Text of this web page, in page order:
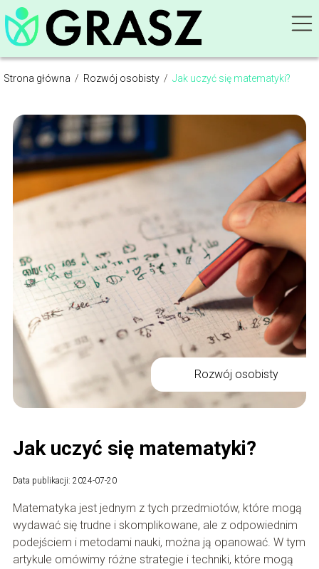
Strona główna / Rozwój osobisty / Jak uczyć się matematyki?
Rozwój osobisty
Jak uczyć się matematyki?
Data publikacji: 2024-07-20
Matematyka jest jednym z tych przedmiotów, które mogą
wydawać się trudne i skomplikowane, ale z odpowiednim
podejściem i metodami nauki, można ją opanować. W tym
artykule omówimy różne strategie i techniki, które mogą